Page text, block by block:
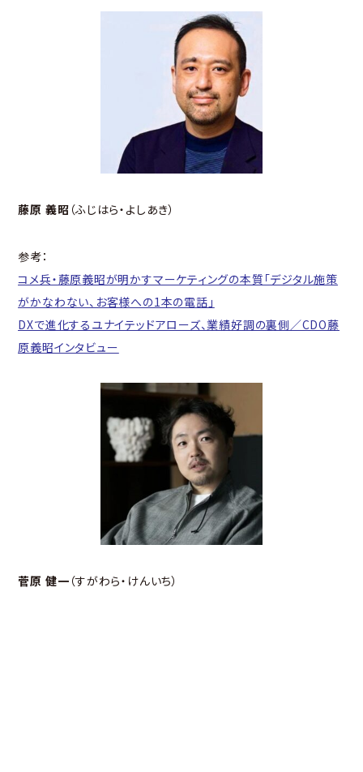
藤原 義昭 （ふじはら・よしあき）
参考：
コメ兵・藤原義昭が明かすマーケティングの本質「デジタル施策
がかなわない、お客様への1本の電話」
DXで進化するユナイテッドアローズ、業績好調の裏側／CDO藤
原義昭インタビュー
菅原 健一 （すがわら・けんいち）